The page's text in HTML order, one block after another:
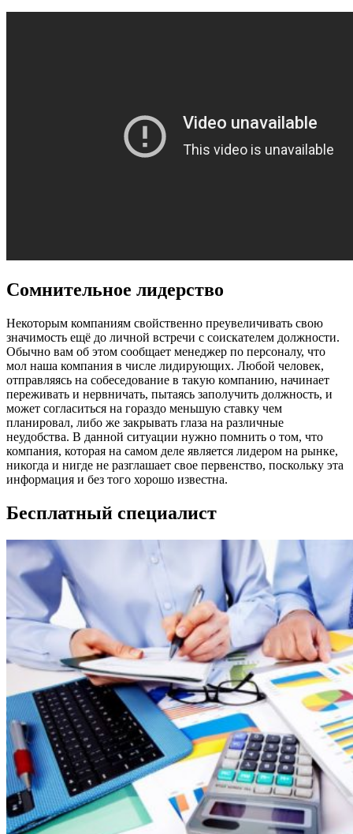
Сомнительное лидерство
Некоторым компаниям свойственно преувеличивать свою
значимость ещё до личной встречи с соискателем должности.
Обычно вам об этом сообщает менеджер по персоналу, что
мол наша компания в числе лидирующих. Любой человек,
отправляясь на собеседование в такую компанию, начинает
переживать и нервничать, пытаясь заполучить должность, и
может согласиться на гораздо меньшую ставку чем
планировал, либо же закрывать глаза на различные
неудобства. В данной ситуации нужно помнить о том, что
компания, которая на самом деле является лидером на рынке,
никогда и нигде не разглашает свое первенство, поскольку эта
информация и без того хорошо известна.
Бесплатный специалист